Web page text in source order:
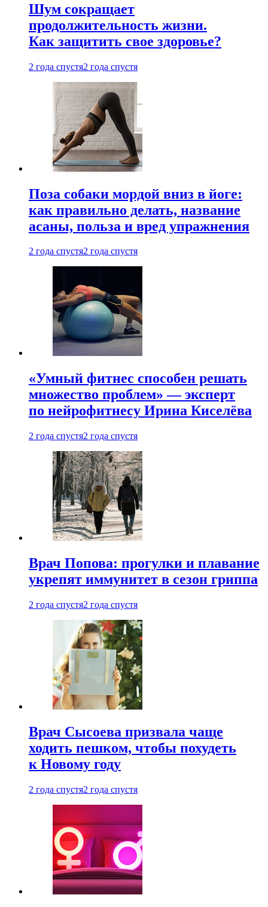
Шум сокращает
продолжительность жизни.
Как защитить свое здоровье?
2 года спустя2 года спустя
Поза собаки мордой вниз в йоге:
как правильно делать, название
асаны, польза и вред упражнения
2 года спустя2 года спустя
«Умный фитнес способен решать
множество проблем» — эксперт
по нейрофитнесу Ирина Киселёва
2 года спустя2 года спустя
Врач Попова: прогулки и плавание
укрепят иммунитет в сезон гриппа
2 года спустя2 года спустя
Врач Сысоева призвала чаще
ходить пешком, чтобы похудеть
к Новому году
2 года спустя2 года спустя